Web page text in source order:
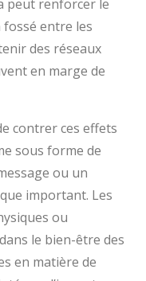
peut renforcer le
entre les
des réseaux
en marge de
contrer ces effets
sous forme de
ou un
important. Les
ou
le bien-être des
en matière de